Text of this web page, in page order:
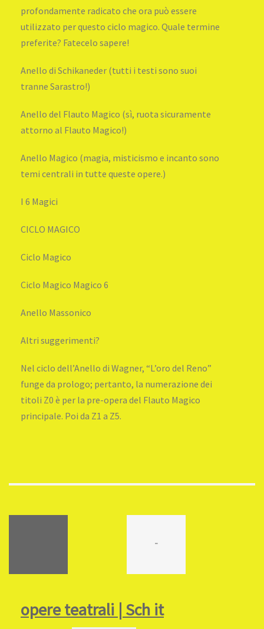
profondamente radicato che ora può essere
utilizzato per questo ciclo magico. Quale termine
preferite? Fatecelo sapere!
Anello di Schikaneder (tutti i testi sono suoi
tranne Sarastro!)
Anello del Flauto Magico (sì, ruota sicuramente
attorno al Flauto Magico!)
Anello Magico (magia, misticismo e incanto sono
temi centrali in tutte queste opere.)
I 6 Magici
CICLO MAGICO
Ciclo Magico
Ciclo Magico Magico 6
Anello Massonico
Altri suggerimenti?
Nel ciclo dell’Anello di Wagner, “L’oro del Reno”
funge da prologo; pertanto, la numerazione dei
titoli Z0 è per la pre-opera del Flauto Magico
principale. Poi da Z1 a Z5.
-
opere teatrali | Sch it